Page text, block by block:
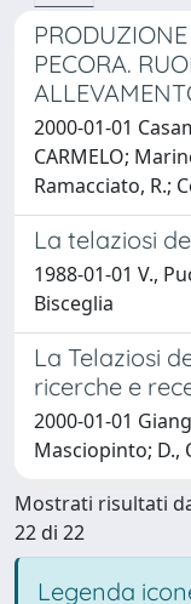
PRODUZIONE
PECORA.
2000-01-01
CARMELO;
Ramacciato, R.;
La telaziosi
1988-01-01 V.,
Bisceglia
La Telaziosi
ricerche e
2000-01-01
Masciopinto; D.,
Mostrati risultati
22 di 22
Legenda